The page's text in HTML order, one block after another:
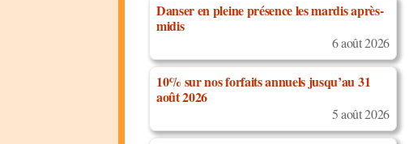
Danser en pleine présence les mardis après-
midis
6 août 2026
10% sur nos forfaits annuels jusqu’au 31
août 2026
5 août 2026